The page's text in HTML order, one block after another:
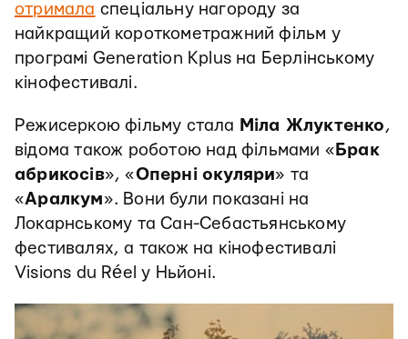
отримала спеціальну нагороду за
найкращий короткометражний фільм у
програмі Generation Kplus на Берлінському
кінофестивалі.
Режисеркою фільму стала Міла Жлуктенко,
відома також роботою над фільмами « Брак
абрикосів», «Оперні окуляри» та
«Аралкум». Вони були показані на
Локарнському та Сан-Себастьянському
фестивалях, а також на кінофестивалі
Visions du Réel у Ньйоні.